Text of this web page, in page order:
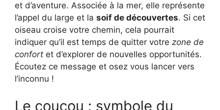
et d’aventure. Associée à la mer, elle représente
l’appel du large et la soif de découvertes. Si cet
oiseau croise votre chemin, cela pourrait
indiquer qu’il est temps de quitter votre zone de
confort et d’explorer de nouvelles opportunités.
Écoutez ce message et osez vous lancer vers
l’inconnu !
Le coucou : symbole du